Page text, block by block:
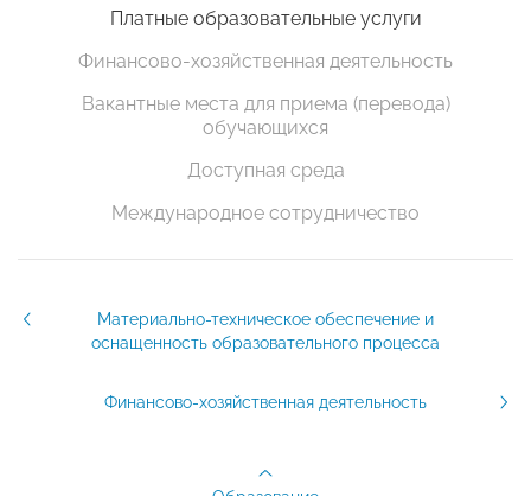
Платные образовательные услуги
Финансово-хозяйственная деятельность
Вакантные места для приема (перевода)
обучающихся
Доступная среда
Международное сотрудничество
Материально-техническое обеспечение и
оснащенность образовательного процесса
Финансово-хозяйственная деятельность